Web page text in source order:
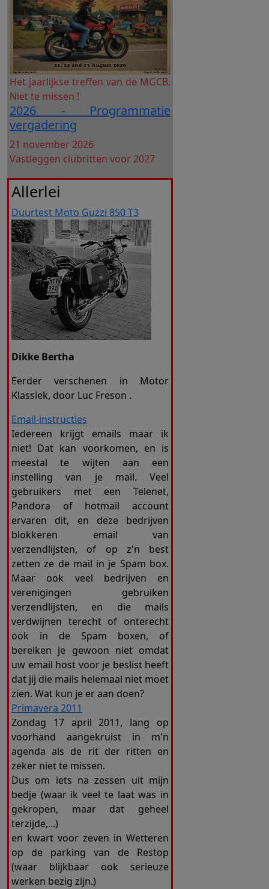
Het jaarlijkse treffen van de MGCB.
Niet te missen !
2026 - Programmatie
vergadering
Datum
21 november 2026
Vastleggen clubritten voor 2027
Allerlei
Duurtest Moto Guzzi 850 T3
Dikke Bertha
Eerder verschenen in Motor
Klassiek, door Luc Freson .
Email-instructies
Iedereen krijgt emails maar ik
niet! Dat kan voorkomen, en is
meestal te wijten aan een
instelling van je mail. Veel
gebruikers met een Telenet,
Pandora of hotmail account
ervaren dit, en deze bedrijven
blokkeren email van
verzendlijsten, of op z'n best
zetten ze de mail in je Spam box.
Maar ook veel bedrijven en
verenigingen gebruiken
verzendlijsten, en die mails
verdwijnen terecht of onterecht
ook in de Spam boxen, of
bereiken je gewoon niet omdat
uw email host voor je beslist heeft
dat jij die mails helemaal niet moet
zien. Wat kun je er aan doen?
Primavera 2011
Zondag 17 april 2011, lang op
voorhand aangekruist in m'n
agenda als de rit der ritten en
zeker niet te missen.
Dus om iets na zessen uit mijn
bedje (waar ik veel te laat was in
gekropen, maar dat geheel
terzijde,...)
en kwart voor zeven in Wetteren
op de parking van de Restop
(waar blijkbaar ook serieuze
werken bezig zijn.)